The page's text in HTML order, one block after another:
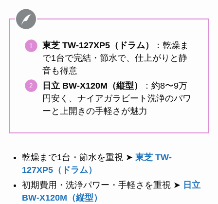
東芝 TW-127XP5（ドラム）
：乾燥ま
で1台で完結・節水で、仕上がりと静
音も得意
日立 BW-X120M（縦型）
：約8〜9万
円安く、ナイアガラビート洗浄のパワ
ーと上開きの手軽さが魅力
乾燥まで1台・節水を重視 ➤ 東芝 TW-
127XP5（ドラム）
初期費用・洗浄パワー・手軽さを重視 ➤ 日立
BW-X120M（縦型）